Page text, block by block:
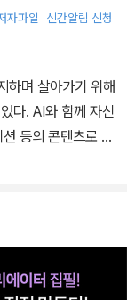
자파일 신간알림 신청
하며 살아가기 위해
다. AI와 함께 자신
등의 콘텐츠로 만
업 - 넥스트아트클